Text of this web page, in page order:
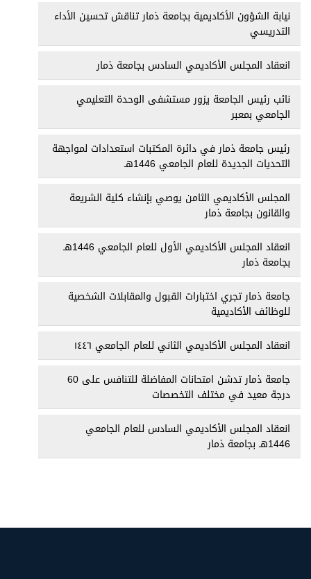
نيابة الشؤون الأكاديمية بجامعة ذمار تناقش تحسين الأداء
التدريسي
انعقاد المجلس الأكاديمي السادس بجامعة ذمار
نائب رئيس الجامعة يزور مستشفى الوحدة التعليمي
الجامعي بمعبر
رئيس جامعة ذمار في دائرة المكتبات استعدادات لمواجهة
التحديات الجديدة للعام الجامعي 1446هـ
المجلس الأكاديمي الثامن يوصي بإنشاء كلية الشريعة
والقانون بجامعة ذمار
انعقاد المجلس الأكاديمي الأول للعام الجامعي 1446هـ
بجامعة ذمار
جامعة ذمار تجري اختبارات القبول والمقابلات الشخصية
للوظائف الأكاديمية
انعقاد المجلس الأكاديمي الثاني للعام الجامعي ١٤٤٦
جامعة ذمار تدشن امتحانات المفاضلة للتنافس على 60
درجة معيد في مختلف التخصصات
انعقاد المجلس الأكاديمي السادس للعام الجامعي
1446هـ بجامعة ذمار